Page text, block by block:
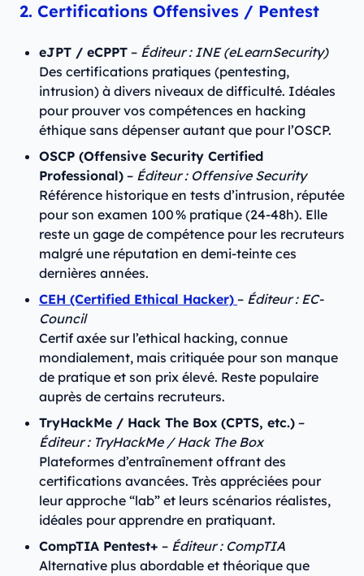
2. Certifications Offensives / Pentest
eJPT / eCPPT – Éditeur : INE (eLearnSecurity)
Des certifications pratiques (pentesting,
intrusion) à divers niveaux de difficulté. Idéales
pour prouver vos compétences en hacking
éthique sans dépenser autant que pour l’OSCP.
OSCP (Offensive Security Certified
Professional) – Éditeur : Offensive Security
Référence historique en tests d’intrusion, réputée
pour son examen 100 % pratique (24-48h). Elle
reste un gage de compétence pour les recruteurs
malgré une réputation en demi-teinte ces
dernières années.
CEH (Certified Ethical Hacker) – Éditeur : EC-
Council
Certif axée sur l’ethical hacking, connue
mondialement, mais critiquée pour son manque
de pratique et son prix élevé. Reste populaire
auprès de certains recruteurs.
TryHackMe / Hack The Box (CPTS, etc.) –
Éditeur : TryHackMe / Hack The Box
Plateformes d’entraînement offrant des
certifications avancées. Très appréciées pour
leur approche “lab” et leurs scénarios réalistes,
idéales pour apprendre en pratiquant.
CompTIA Pentest+ – Éditeur : CompTIA
Alternative plus abordable et théorique que